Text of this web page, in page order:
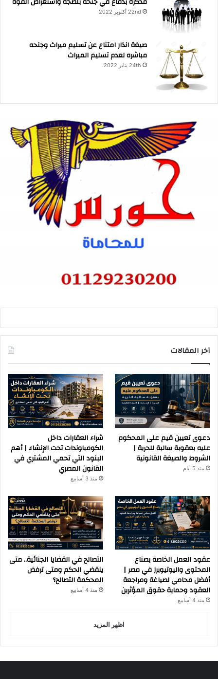
22nd أكتوبر 2022
صيغة انذار امتناع عن تسليم ميراث وجنحه
مباشره لعدم تسليم الميراث
24th يناير 2022
آخر المقالات
دعوى تعيين قيم على المحكوم
عليه بعقوبة سالبة للحرية |
الشروط والصيغة القانونية
منذ 5 أيام
شراء العقارات داخل
الكومباوندات تحت الإنشاء | أهم
البنود التي تحمي المشتري في
القانون المصري
منذ 3 أسابيع
عقود العمل الخاصة بصناع
المحتوى واليوتيوبرز في مصر |
أفضل محامي لصياغة ومراجعة
العقود وحماية حقوق المؤثرين
منذ 4 أسابيع
التصالح في القضايا الجنائية.. متى
ينقضي الحكم ومتى ترفض
المحكمة التصالح؟
منذ 4 أسابيع
اظهر المزيد